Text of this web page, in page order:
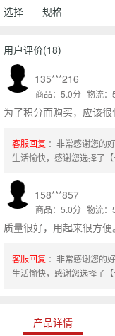
选择 规格
用户评价(18)
135***216
商品：5.0分 物流：
为了积分而购买，应该很
客服回复 ：非常感谢您的
生活愉快，感谢您选择了
158***857
商品：5.0分 物流：
质量很好，用起来很方便
客服回复 ：非常感谢您的
生活愉快，感谢您选择了
产品详情